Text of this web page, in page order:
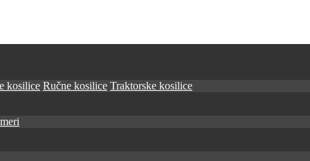
kosilice Ručne kosilice Traktorske kosilice